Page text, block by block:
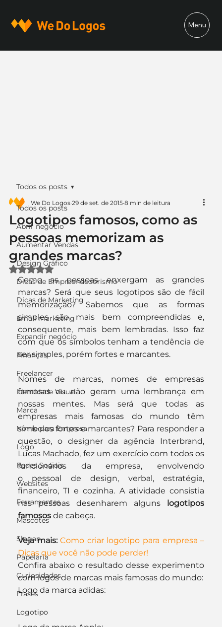
Menu
Todos os posts
Abrir negócio
Aumentar Vendas
Design Gráfico
Dicas de Empreendedorismo
Dicas de Marketing
Email marketing
Expandir negócio
Finanças
Freelancer
Identidade Visual
Marca
Nome para Empresa
Logo
Redes Sociais
Websites
Ferramentas
Mascotes
Slogan
Papelaria
Curiosidades
Frases
Logotipo
Todos os posts
Logotipos famosos, como as
pessoas memorizam as
grandes marcas?
We Do Logos 29 de set. de 2015 8 min de leitura
Avaliado com NaN de 5 estrelas.
Como as pessoas enxergam as grandes
marcas? Será que seus logotipos são de fácil
memorização? Sabemos que as formas
simples são mais bem compreendidas e,
consequente, mais bem lembradas. Isso faz
com que os símbolos tenham a tendência de
ser simples, porém fortes e marcantes.
Nomes de marcas, nomes de empresas
famosas ou não geram uma lembrança em
nossas mentes. Mas será que todas as
empresas mais famosas do mundo têm
símbolos fortes e marcantes? Para responder a
questão, o designer da agência Interbrand,
Lucas Machado, fez um exercício com todos os
funcionários da empresa, envolvendo
o pessoal de design, verbal, estratégia,
financeiro, TI e cozinha. A atividade consistia
nas pessoas desenharem alguns logotipos
famosos de cabeça.
Veja mais: Como criar logotipo para empresa –
Dicas que você não pode perder!
Confira abaixo o resultado desse experimento
com logos de marcas mais famosas do mundo:
Logo da marca adidas: